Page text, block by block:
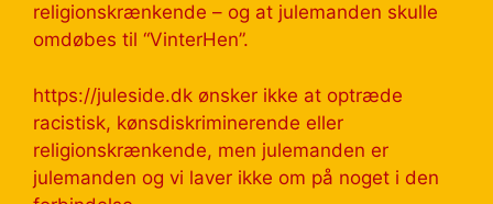
religionskrænkende – og at julemanden skulle
omdøbes til “VinterHen”.
https://juleside.dk ønsker ikke at optræde
racistisk, kønsdiskriminerende eller
religionskrænkende, men julemanden er
julemanden og vi laver ikke om på noget i den